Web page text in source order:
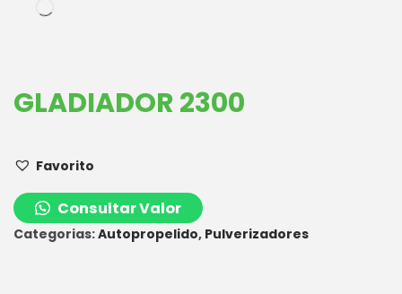
GLADIADOR 2300
Favorito
Consultar Valor
Categorias:Autopropelido, Pulverizadores